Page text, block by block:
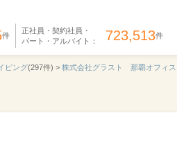
件
正社員・契約社員・
パート・アルバイト： 723,513件
ピング(297件) > 株式会社グラスト 那覇オフィス